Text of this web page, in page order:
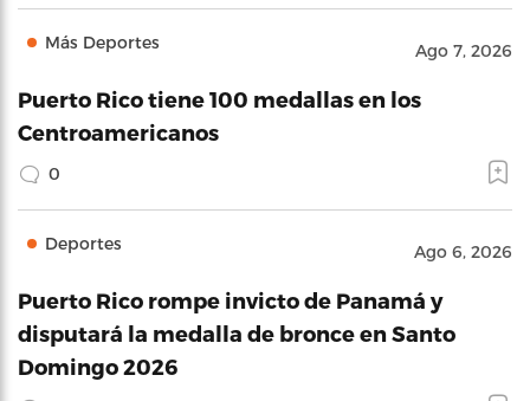
Más Deportes Ago 7, 2026
Puerto Rico tiene 100 medallas en los
Centroamericanos
0
Deportes Ago 6, 2026
Puerto Rico rompe invicto de Panamá y
disputará la medalla de bronce en Santo
Domingo 2026